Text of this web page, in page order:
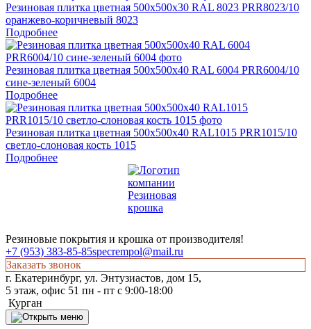
Резиновая плитка цветная 500х500х30 RAL 8023 PRR8023/10
оранжево-коричневый 8023
Подробнее
Резиновая плитка цветная 500х500х40 RAL 6004 PRR6004/10
сине-зеленый 6004
Подробнее
Резиновая плитка цветная 500х500х40 RAL1015 PRR1015/10
светло-слоновая кость 1015
Подробнее
Резиновые покрытия и крошка от производителя!
+7 (953) 383-85-85specrempol@mail.ru
Заказать звонок
г. Екатеринбург, ул. Энтузиастов, дом 15,
5 этаж, офис 51 пн - пт с 9:00-18:00
Курган